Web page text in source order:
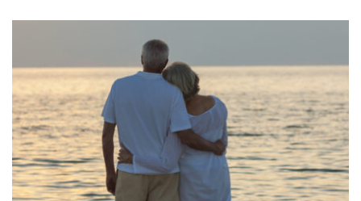
Column
Else-Marie van den Eerenbeemt